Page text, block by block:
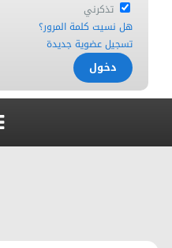
تذكرني
هل نسيت كلمة المرور؟
تسجيل عضوية جديدة
الرئيسية